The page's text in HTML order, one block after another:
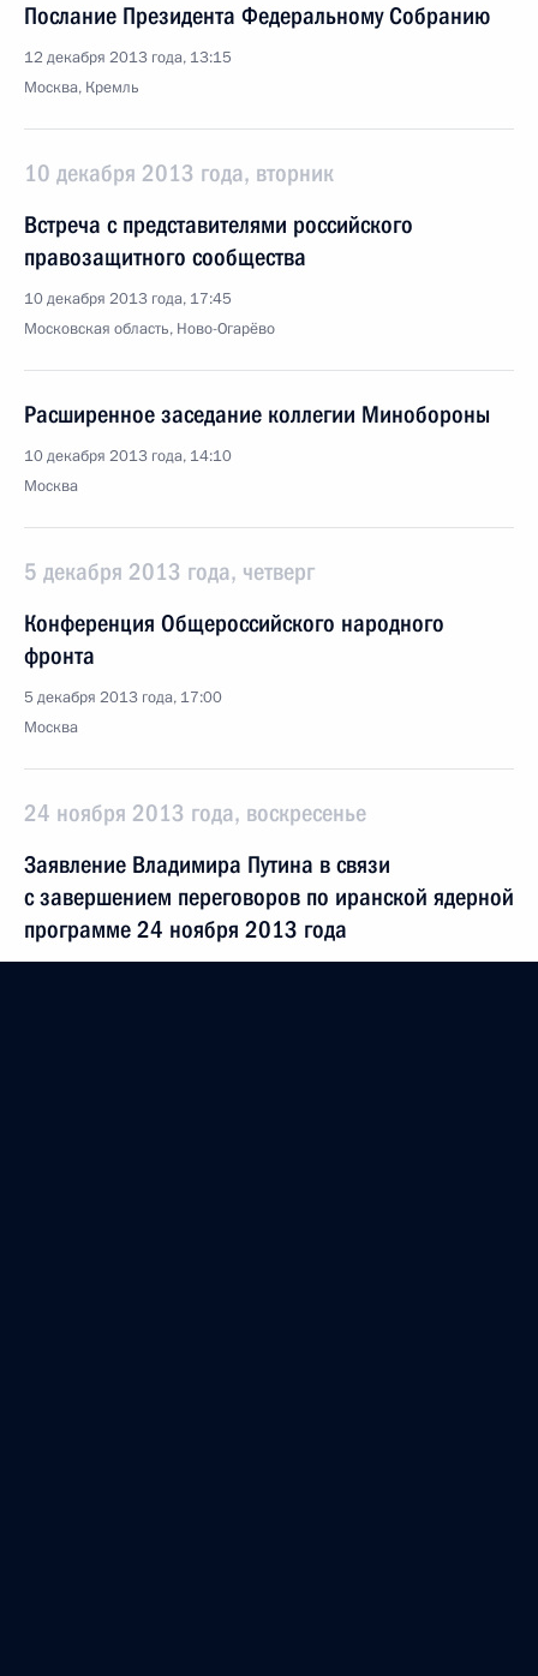
Послание Президента Федеральному Собранию
12 декабря 2013 года, 13:15
Москва, Кремль
10 декабря 2013 года, вторник
Встреча с представителями российского
правозащитного сообщества
10 декабря 2013 года, 17:45
Московская область, Ново-Огарёво
Расширенное заседание коллегии Минобороны
10 декабря 2013 года, 14:10
Москва
5 декабря 2013 года, четверг
Конференция Общероссийского народного
фронта
5 декабря 2013 года, 17:00
Москва
24 ноября 2013 года, воскресенье
Заявление Владимира Путина в связи
с завершением переговоров по иранской ядерной
программе 24 ноября 2013 года